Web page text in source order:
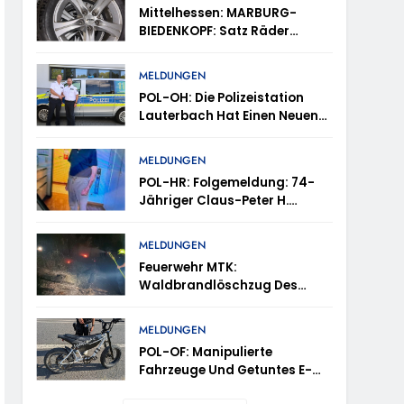
– TRuP-Spezialisten Decken Gleich Mehrere
Vermisst
Und Taunusstein-Seitzenhahn –
Erbeten Und Wer Hat Den Fahrraddieb
Mittelhessen: MARBURG-
BIEDENKOPF: Satz Räder
MELDUNGEN
POL-OH: Die Polizeistation
Lauterbach Hat Einen Neuen
Markus Höfer
MELDUNGEN
POL-HR: Folgemeldung: 74-
Jähriger Claus-Peter H.
Veröffentlichung Eines Fotos
MELDUNGEN
Feuerwehr MTK:
Waldbrandlöschzug Des
Unterstützt Bei Waldbrand Im
Rheingau-Taunus-Kreis –
Rund 45 Einsatzkräfte
Sicherten In Schwierigem
MELDUNGEN
POL-OF: Manipulierte
Fahrzeuge Und Getuntes E-